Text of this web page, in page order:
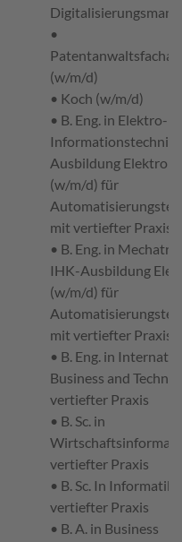
•
(w/m/d)
• Koch (w/m/d)
• B. Eng. in Elektro-
Informationstechnik
Ausbildung
(w/m/d) für
mit vertiefter Praxis
• B. Eng. in
IHK-Ausbildung
(w/m/d) für
mit vertiefter Praxis
• B. Eng. in
Business and
vertiefter Praxis
• B. Sc. in
vertiefter Praxis
• B. Sc. In Informatik
vertiefter Praxis
• B. A. in Business